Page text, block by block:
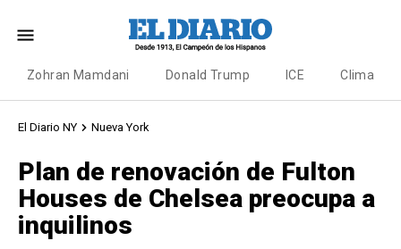
Zohran Mamdani Donald Trump ICE Clima
El Diario NY Nueva York
Plan de renovación de Fulton
Houses de Chelsea preocupa a
inquilinos